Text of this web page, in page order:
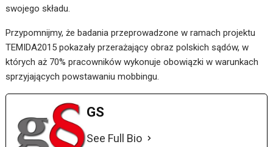
swojego składu.
Przypomnijmy, że badania przeprowadzone w ramach projektu
TEMIDA2015 pokazały przerażający obraz polskich sądów, w
których aż 70% pracowników wykonuje obowiązki w warunkach
sprzyjających powstawaniu mobbingu.
GS
See Full Bio